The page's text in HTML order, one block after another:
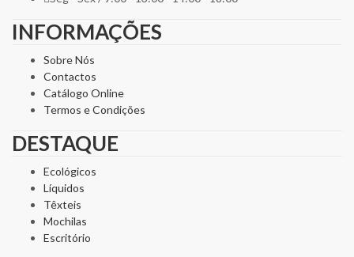
INFORMAÇÕES
Sobre Nós
Contactos
Catálogo Online
Termos e Condições
DESTAQUE
Ecológicos
Líquidos
Têxteis
Mochilas
Escritório